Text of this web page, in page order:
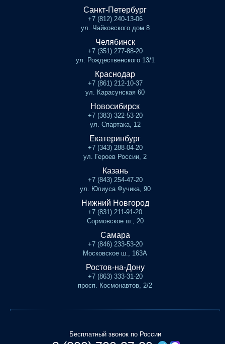
Санкт-Петербург
+7 (812) 240-13-06
ул. Чайковского дом 8
Челябинск
+7 (351) 277-88-20
ул. Рождественского 13/1
Краснодар
+7 (861) 212-10-37
ул. Карасунская 60
Новосибирск
+7 (383) 322-53-20
ул. Спартака, 12
Екатеринбург
+7 (343) 288-04-20
ул. Героев России, 2
Казань
+7 (843) 254-47-20
ул. Юлиуса Фучика, 90
Нижний Новгород
+7 (831) 211-91-20
Сормовское ш., 20
Самара
+7 (846) 233-53-20
Московское ш., 163А
Ростов-на-Дону
+7 (863) 333-31-20
просп. Космонавтов, 2/2
Бесплатный звонок по России